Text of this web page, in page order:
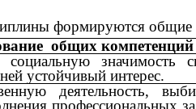
формируются
общих компетенций
значимость
устойчивый интерес.
деятельность,
профессиональных